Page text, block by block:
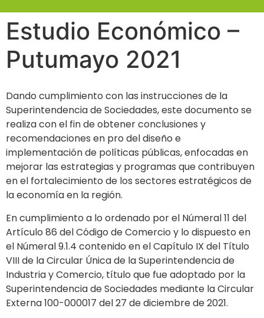
Estudio Económico –
Putumayo 2021
Dando cumplimiento con las instrucciones de la
Superintendencia de Sociedades, este documento se
realiza con el fin de obtener conclusiones y
recomendaciones en pro del diseño e
implementación de políticas públicas, enfocadas en
mejorar las estrategias y programas que contribuyen
en el fortalecimiento de los sectores estratégicos de
la economía en la región.
En cumplimiento a lo ordenado por el Númeral 11 del
Artículo 86 del Código de Comercio y lo dispuesto en
el Númeral 9.1.4 contenido en el Capítulo IX del Título
VIII de la Circular Única de la Superintendencia de
Industria y Comercio, título que fue adoptado por la
Superintendencia de Sociedades mediante la Circular
Externa 100-000017 del 27 de diciembre de 2021.